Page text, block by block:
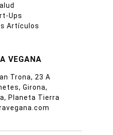
Ups
Artículos
VEGANA
Trona, 23 A
Girona,
Planeta Tierra